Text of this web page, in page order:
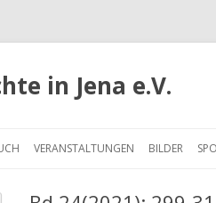
in Jena e.V.
VERANSTALTUNGEN BILDER